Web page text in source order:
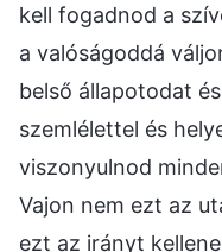
kell fogadnod a
a valóságoddá
belső állapotodat
szemlélettel és
viszonyulnod
Vajon nem ezt az
ezt az irányt